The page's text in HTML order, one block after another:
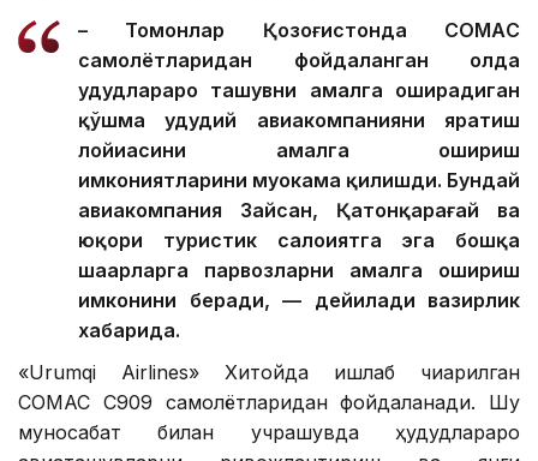
– Томонлар Қозоғистонда CОМАC
самолётларидан фойдаланган ҳолда
ҳудудлараро ташувни амалга оширадиган
қўшма ҳудудий авиакомпанияни яратиш
лойиҳасини амалга ошириш
имкониятларини муҳокама қилишди. Бундай
авиакомпания Зайсан, Қатонқарағай ва
юқори туристик салоҳиятга эга бошқа
шаҳарларга парвозларни амалга ошириш
имконини беради, — дейилади вазирлик
хабарида.
«Urumqi Airlines» Хитойда ишлаб чиқарилган
COMAC C909 самолётларидан фойдаланади. Шу
муносабат билан учрашувда ҳудудлараро